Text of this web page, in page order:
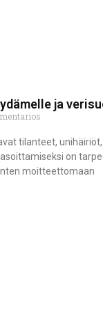
ja
tilanteet,
on
moitteettomaan